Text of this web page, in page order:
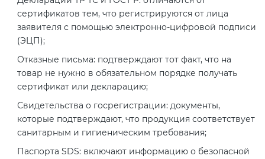
сертификатов тем, что регистрируются от лица
заявителя с помощью электронно-цифровой подписи
(ЭЦП);
Отказные письма: подтверждают тот факт, что на
товар не нужно в обязательном порядке получать
сертификат или декларацию;
Свидетельства о госрегистрации: документы,
которые подтверждают, что продукция соответствует
санитарным и гигиеническим требования;
Паспорта SDS: включают информацию о безопасной
Сертификация бытовой техники
Сертификация легкой
промышленности
Сертификация упаковки
Сертификат ГОСТ Р ИСО/МЭК
20000-1-2021
Сертификат ГОСТ Р ИСО 26000-
2012
Сертификат ГОСТ Р ИСО/МЭК
27001-2021
Регистрация товарного знака
(торговой марки) в Роспатенте
Регистрация товарного знака
(торговой марки) в Роспатенте
Регистрация товарного знака
(торговой марки) в Роспатенте
2008
Сертификат ГОСТ Р ИСО 20121-
2014
Сертификат ГОСТ Р 56404-2021
Сертификат ГОСТ Р 55267-2012
О безопасности дорог (ТР ТС
014/2011)
О безопасности оборудования
для работы во взрывоопасных
средах (ТР ТС 012/2011)
ТР ТС 011/2011 «Безопасность
лифтов»